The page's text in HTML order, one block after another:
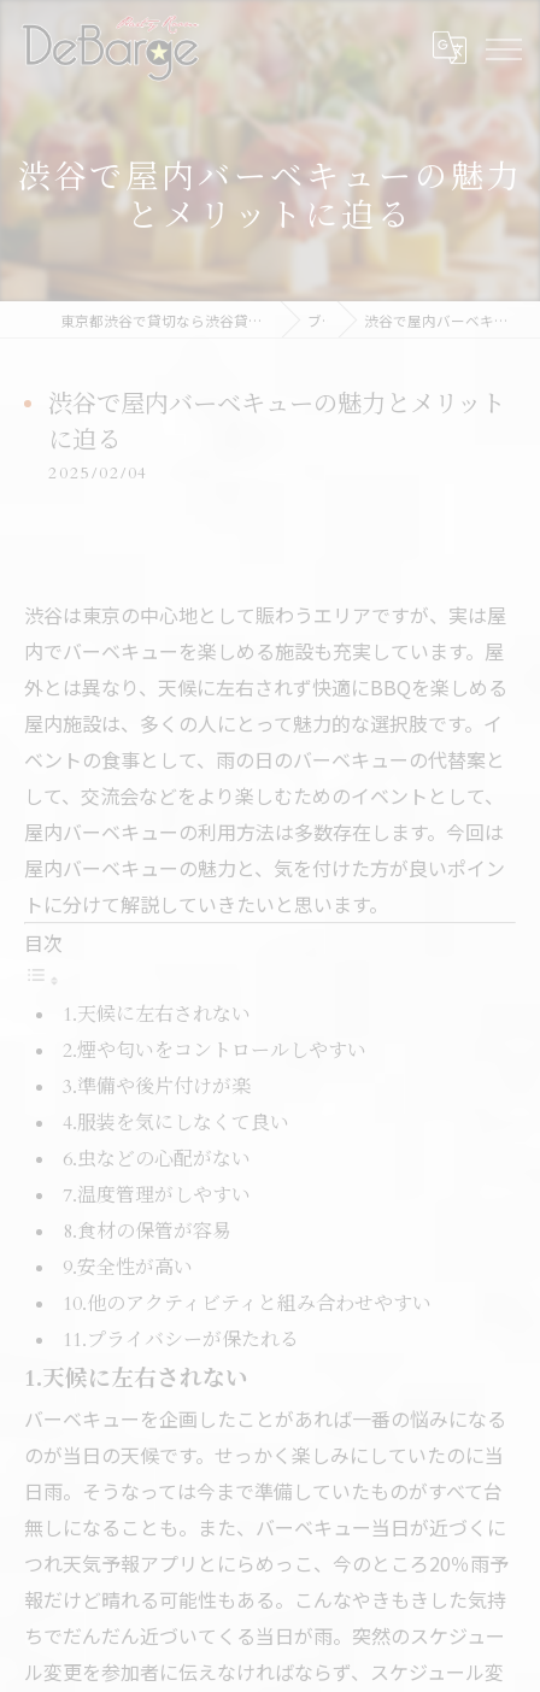
渋谷で屋内バーベキューの魅力
とメリットに迫る
東京都渋谷で貸切なら渋谷貸切パーティー＆BBQデバージ - DeBarge ブログ 渋谷で屋内バーベキューの魅力とメリットに迫る
渋谷で屋内バーベキューの魅力とメリット
に迫る
2025/02/04
渋谷は東京の中心地として賑わうエリアですが、実は屋
内でバーベキューを楽しめる施設も充実しています。屋
外とは異なり、天候に左右されず快適にBBQを楽しめる
屋内施設は、多くの人にとって魅力的な選択肢です。イ
ベントの食事として、雨の日のバーベキューの代替案と
して、交流会などをより楽しむためのイベントとして、
屋内バーベキューの利用方法は多数存在します。今回は
屋内バーベキューの魅力と、気を付けた方が良いポイン
トに分けて解説していきたいと思います。
目次
1.天候に左右されない
2.煙や匂いをコントロールしやすい
3.準備や後片付けが楽
4.服装を気にしなくて良い
6.虫などの心配がない
7.温度管理がしやすい
8.食材の保管が容易
9.安全性が高い
10.他のアクティビティと組み合わせやすい
11.プライバシーが保たれる
1.天候に左右されない
バーベキューを企画したことがあれば一番の悩みになる
のが当日の天候です。せっかく楽しみにしていたのに当
日雨。そうなっては今まで準備していたものがすべて台
無しになることも。また、バーベキュー当日が近づくに
つれ天気予報アプリとにらめっこ、今のところ20％雨予
報だけど晴れる可能性もある。こんなやきもきした気持
ちでだんだん近づいてくる当日が雨。突然のスケジュー
ル変更を参加者に伝えなければならず、スケジュール変